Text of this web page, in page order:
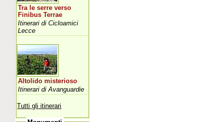
Tra le serre verso
Finibus Terrae
Itinerari di Cicloamici
Lecce
Altolido misterioso
Itinerari di Avanguardie
Tutti gli itinerari